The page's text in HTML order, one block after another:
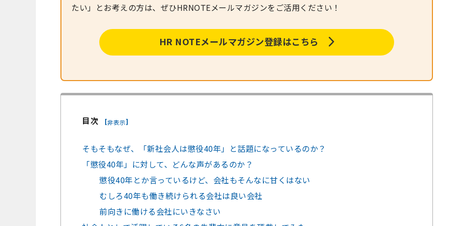
たい」とお考えの方は、ぜひHRNOTEメールマガジンをご活用ください！
HR NOTEメールマガジン登録はこちら
目次 [非表示]
そもそもなぜ、「新社会人は懲役40年」と話題になっているのか？
「懲役40年」に対して、どんな声があるのか？
懲役40年とか言っているけど、会社もそんなに甘くはない
むしろ40年も働き続けられる会社は良い会社
前向きに働ける会社にいきなさい